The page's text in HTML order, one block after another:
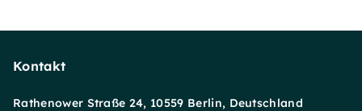
Kontakt
Rathenower Straße 24, 10559 Berlin, Deutschland